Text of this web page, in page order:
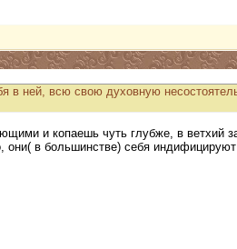
в ней, всю свою духовную
и копаешь чуть глубже, в
в большинстве) себя